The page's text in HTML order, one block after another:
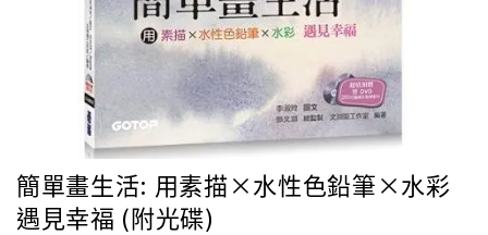
簡單畫生活: 用素描×水性色鉛筆×水彩
遇見幸福 (附光碟)